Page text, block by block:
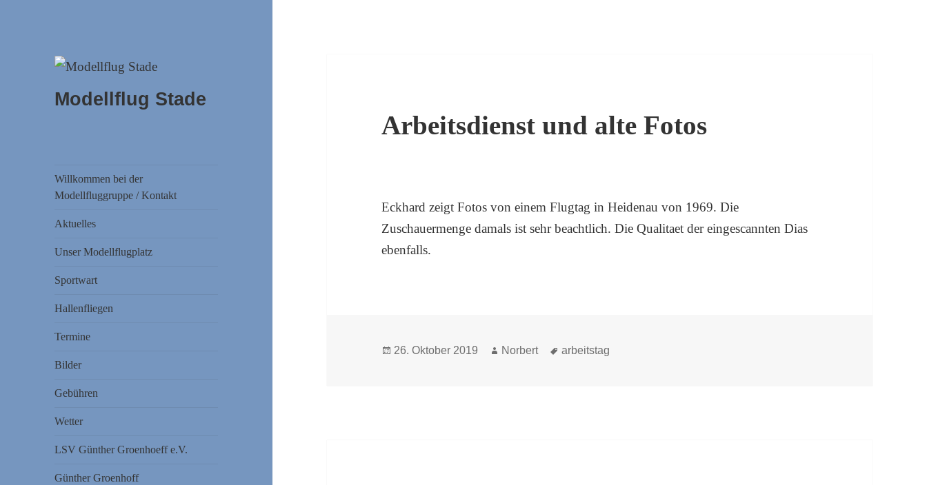
Modellflug Stade
Willkommen bei der
Modellfluggruppe / Kontakt
Aktuelles
Unser Modellflugplatz
Sportwart
Hallenfliegen
Termine
Bilder
Gebühren
Wetter
LSV Günther Groenhoeff e.V.
Günther Groenhoff
Arbeitsdienst und alte Fotos
Eckhard zeigt Fotos von einem Flugtag in Heidenau von 1969. Die
Zuschauermenge damals ist sehr beachtlich. Die Qualitaet der eingescannten Dias
ebenfalls.
Veröffentlicht
26. Oktober 2019 Autor
Norbert Schlagwörter
arbeitstag